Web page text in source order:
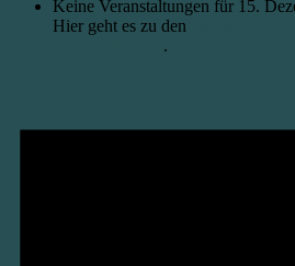
Keine Veranstaltungen für 15.
Hier geht es zu den
.